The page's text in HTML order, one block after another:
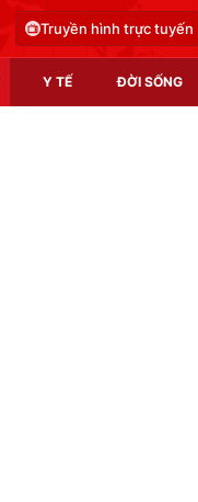
Truyền hình trực tuyến
Y TẾ ĐỜI SỐNG